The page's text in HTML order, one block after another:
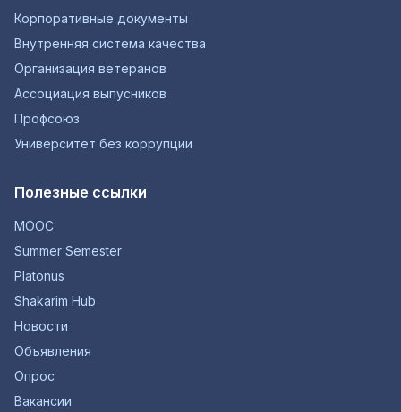
Корпоративные документы
Внутренняя система качества
Организация ветеранов
Ассоциация выпусников
Профсоюз
Университет без коррупции
Полезные ссылки
MOOC
Summer Semester
Platonus
Shakarim Hub
Новости
Объявления
Опрос
Вакансии